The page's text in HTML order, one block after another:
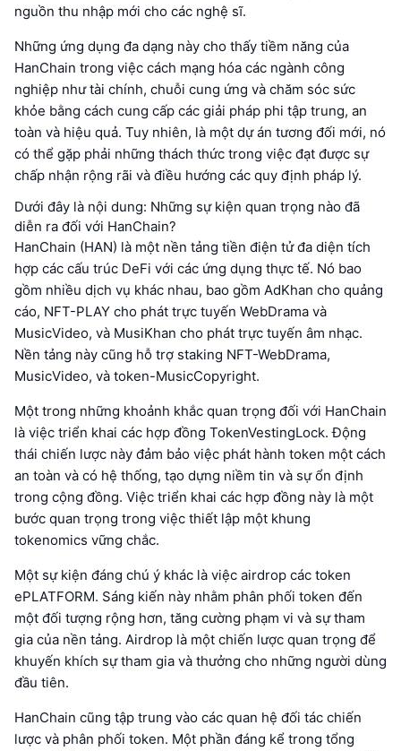
nguồn thu nhập mới cho các nghệ sĩ.
Những ứng dụng đa dạng này cho thấy tiềm năng của
HanChain trong việc cách mạng hóa các ngành công
nghiệp như tài chính, chuỗi cung ứng và chăm sóc sức
khỏe bằng cách cung cấp các giải pháp phi tập trung, an
toàn và hiệu quả. Tuy nhiên, là một dự án tương đối mới, nó
có thể gặp phải những thách thức trong việc đạt được sự
chấp nhận rộng rãi và điều hướng các quy định pháp lý.
Dưới đây là nội dung: Những sự kiện quan trọng nào đã
diễn ra đối với HanChain?
HanChain (HAN) là một nền tảng tiền điện tử đa diện tích
hợp các cấu trúc DeFi với các ứng dụng thực tế. Nó bao
gồm nhiều dịch vụ khác nhau, bao gồm AdKhan cho quảng
cáo, NFT-PLAY cho phát trực tuyến WebDrama và
MusicVideo, và MusiKhan cho phát trực tuyến âm nhạc.
Nền tảng này cũng hỗ trợ staking NFT-WebDrama,
MusicVideo, và token-MusicCopyright.
Một trong những khoảnh khắc quan trọng đối với HanChain
là việc triển khai các hợp đồng TokenVestingLock. Động
thái chiến lược này đảm bảo việc phát hành token một cách
an toàn và có hệ thống, tạo dựng niềm tin và sự ổn định
trong cộng đồng. Việc triển khai các hợp đồng này là một
bước quan trọng trong việc thiết lập một khung
tokenomics vững chắc.
Một sự kiện đáng chú ý khác là việc airdrop các token
ePLATFORM. Sáng kiến này nhằm phân phối token đến
một đối tượng rộng hơn, tăng cường phạm vi và sự tham
gia của nền tảng. Airdrop là một chiến lược quan trọng để
khuyến khích sự tham gia và thưởng cho những người dùng
đầu tiên.
HanChain cũng tập trung vào các quan hệ đối tác chiến
lược và phân phối token. Một phần đáng kể trong tổng